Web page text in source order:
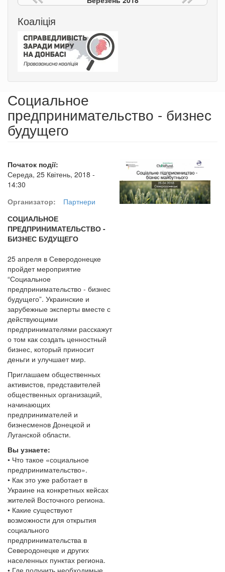
Коаліція
Социальное
предпринимательство - бизнес
будущего
Початок події:
Середа, 25 Квітень, 2018 -
14:30
Организатор:
Партнери
СОЦИАЛЬНОЕ
ПРЕДПРИНИМАТЕЛЬСТВО -
БИЗНЕС БУДУЩЕГО
25 апреля в Северодонецке
пройдет мероприятие
“Социальное
предпринимательство - бизнес
будущего”. Украинские и
зарубежные эксперты вместе с
действующими
предпринимателями расскажут
о том как создать ценностный
бизнес, который приносит
деньги и улучшает мир.
Приглашаем общественных
активистов, представителей
общественных организаций,
начинающих
предпринимателей и
бизнесменов Донецкой и
Луганской области.
Вы узнаете:
• Что такое «социальное
предпринимательство».
• Как это уже работает в
Украине на конкретных кейсах
жителей Восточного региона.
• Какие существуют
возможности для открытия
социального
предпринимательства в
Северодонецке и других
населенных пунктах региона.
• Где получить необходимые